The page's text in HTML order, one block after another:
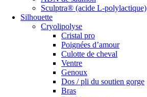
Sculptra® (acide L-polylactique)
Silhouette
Cryolipolyse
Cristal pro
Poignées d’amour
Culotte de cheval
Ventre
Genoux
Dos / pli du soutien gorge
Bras